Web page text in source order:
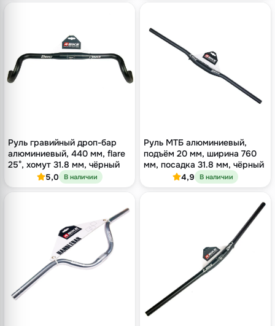
Руль гравийный дроп-бар
алюминиевый, 440 мм, flare
25°, хомут 31.8 мм, чёрный
5,0 В наличии
Руль МТБ алюминиевый,
подъём 20 мм, ширина 760
мм, посадка 31.8 мм, чёрный
4,9 В наличии